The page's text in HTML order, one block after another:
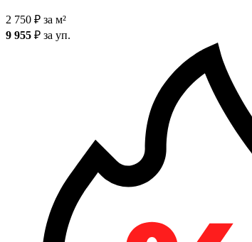
2 750 ₽ за м²
9 955 ₽ за уп.